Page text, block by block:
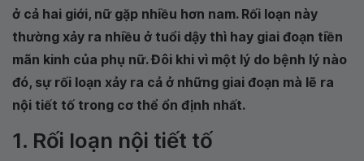
ở cả hai giới, nữ gặp nhiều hơn nam. Rối loạn này
thường xảy ra nhiều ở tuổi dậy thì hay giai đoạn tiền
mãn kinh của phụ nữ. Đôi khi vì một lý do bệnh lý nào
đó, sự rối loạn xảy ra cả ở những giai đoạn mà lẽ ra
nội tiết tố trong cơ thể ổn định nhất.
1. Rối loạn nội tiết tố